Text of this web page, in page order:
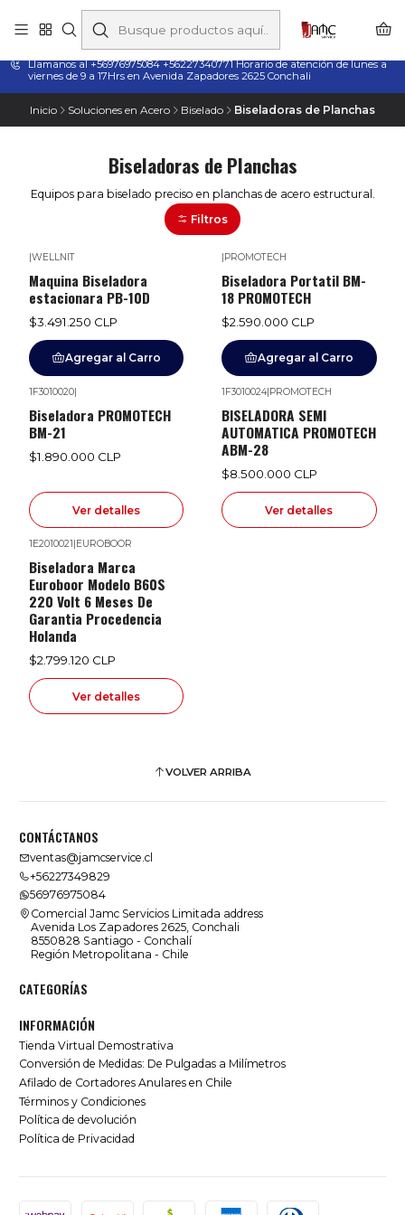
Taladros Magnéticos en Chile | Venta, Arriendo y Servicio
Técnico
Llamanos al +56976975084 +56227340771 Horario de atención de lunes a
viernes de 9 a 17Hrs en Avenida Zapadores 2625 Conchali
Inicio Soluciones en Acero Biselado Biseladoras de Planchas
Biseladoras de Planchas
Equipos para biselado preciso en planchas de acero estructural.
Filtros
|WELLNIT
Maquina Biseladora
estacionara PB-10D
$3.491.250 CLP
Agregar al Carro
|PROMOTECH
Biseladora Portatil BM-
18 PROMOTECH
$2.590.000 CLP
Agregar al Carro
1F3010020|
Biseladora PROMOTECH
BM-21
$1.890.000 CLP
Ver detalles
1F3010024| PROMOTECH
BISELADORA SEMI
AUTOMATICA PROMOTECH
ABM-28
$8.500.000 CLP
Ver detalles
1E2010021 EUROBOOR
Biseladora Marca
Euroboor Modelo B60S
220 Volt 6 Meses De
Garantia Procedencia
Holanda
$2.799.120 CLP
Ver detalles
VOLVER ARRIBA
CONTÁCTANOS
ventas@jamcservice.cl
+56227349829
56976975084
Comercial Jamc Servicios Limitada address
Avenida Los Zapadores 2625, Conchali
8550828 Santiago - Conchalí
Región Metropolitana - Chile
CATEGORÍAS
INFORMACIÓN
Tienda Virtual Demostrativa
Conversión de Medidas: De Pulgadas a Milímetros
Afilado de Cortadores Anulares en Chile
Términos y Condiciones
Política de devolución
Política de Privacidad